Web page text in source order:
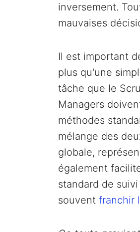
inversement.
mauvaises
Il est important
plus qu'une
tâche que le
Managers
méthodes
mélange des
globale,
également
standard de
souvent franchir